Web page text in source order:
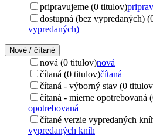
pripravujeme (0 titulov)
dostupná (bez vypredaných)
vypredaných)
Nové / čítané
nová (0 titulov)nová
čítaná (0 titulov)čítaná
čítaná - výborný stav (0
čítaná - mierne opotrebovaná
opotrebovaná
čítané verzie vypredaných
vypredaných kníh